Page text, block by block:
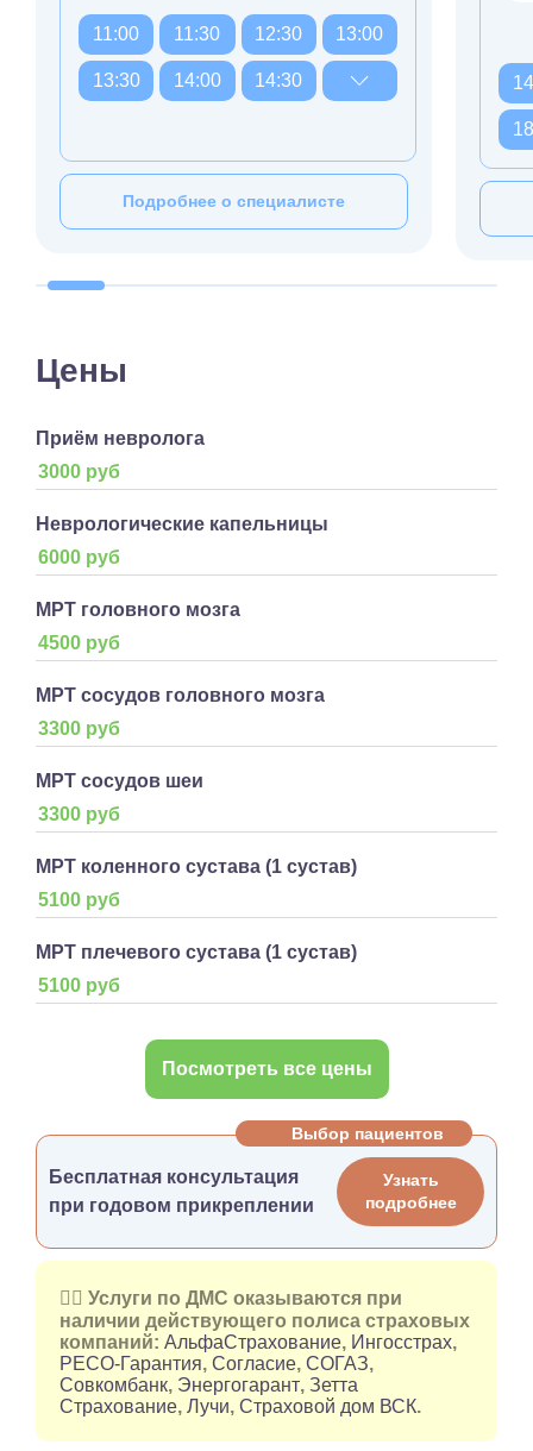
11:00 11:30 12:30 13:00
13:30 14:00 14:30
Подробнее о специалисте
Цены
Приём невролога
3000 руб
Неврологические капельницы
6000 руб
МРТ головного мозга
4500 руб
МРТ сосудов головного мозга
3300 руб
МРТ сосудов шеи
3300 руб
МРТ коленного сустава (1 сустав)
5100 руб
МРТ плечевого сустава (1 сустав)
5100 руб
Посмотреть все цены
Выбор пациентов
Бесплатная консультация
при годовом прикреплении
Узнать
подробнее
👉🏻 Услуги по ДМС оказываются при
наличии действующего полиса страховых
компаний: АльфаСтрахование, Ингосстрах,
РЕСО-Гарантия, Согласие, СОГАЗ,
Совкомбанк, Энергогарант, Зетта
Страхование, Лучи, Страховой дом ВСК.